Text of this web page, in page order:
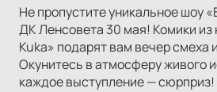
Не пропустите уникальное шоу
ДК Ленсовета 30 мая! Комики
Kuka» подарят вам вечер смеха
Окунитесь в атмосферу живого
каждое выступление — сюрприз!